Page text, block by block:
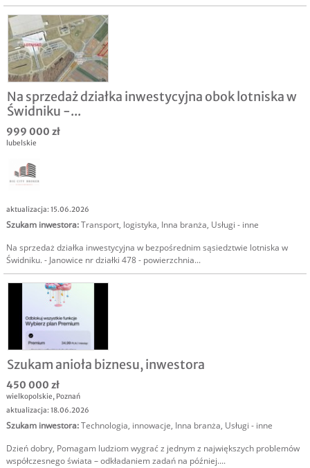
inwestor projekt deweloperski
szukam inwestora deweloperka
Na sprzedaż działka inwestycyjna obok lotniska w
Świdniku -...
999 000 zł
lubelskie
aktualizacja: 15.06.2026
Szukam inwestora:Transport, logistyka, Inna branża, Usługi - inne
Na sprzedaż działka inwestycyjna w bezpośrednim sąsiedztwie lotniska w
Świdniku. - Janowice nr działki 478 - powierzchnia...
Szukam anioła biznesu, inwestora
450 000 zł
wielkopolskie, Poznań
aktualizacja: 18.06.2026
Szukam inwestora:Technologia, innowacje, Inna branża, Usługi - inne
Dzień dobry, Pomagam ludziom wygrać z jednym z największych problemów
współczesnego świata – odkładaniem zadań na później....